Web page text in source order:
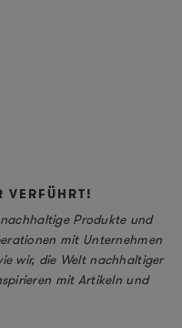
VERFÜHRT!
Produkte und
mit Unternehmen
wir, die Welt nachhaltiger
mit Artikeln und